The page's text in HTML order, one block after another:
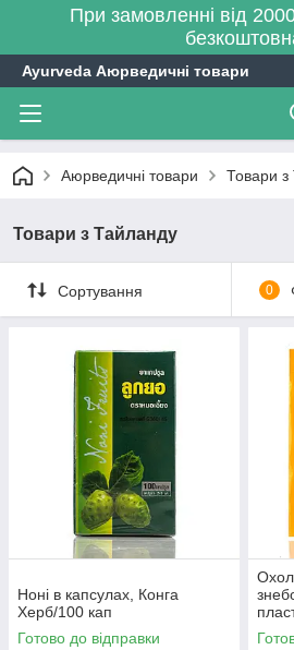
При замовленні від
Ayurveda Аюрведичні товари
Аюрведичні товари Товари з
Товари з Тайланду
Сортування 0
Ноні в капсулах, Конга
Херб/100 кап
Готово до відправки